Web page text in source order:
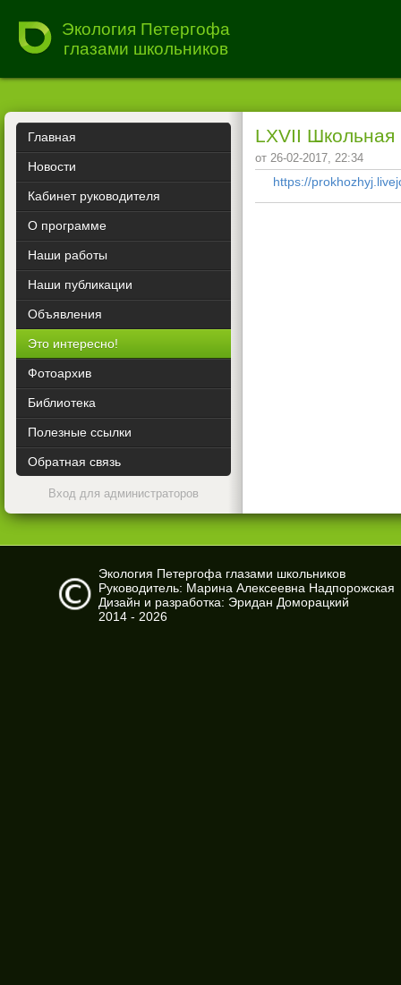
Экология Петергофа
глазами школьников
Главная
Новости
Кабинет руководителя
О программе
Наши работы
Наши публикации
Объявления
Это интересно!
Фотоархив
Библиотека
Полезные ссылки
Обратная связь
Вход для администраторов
LXVII Школьная
от 26-02-2017, 22:34
https://
Экология Петергофа глазами школьников
Руководитель: Марина Алексеевна Надпорожская
Дизайн и разработка: Эридан Доморацкий
2014 - 2026